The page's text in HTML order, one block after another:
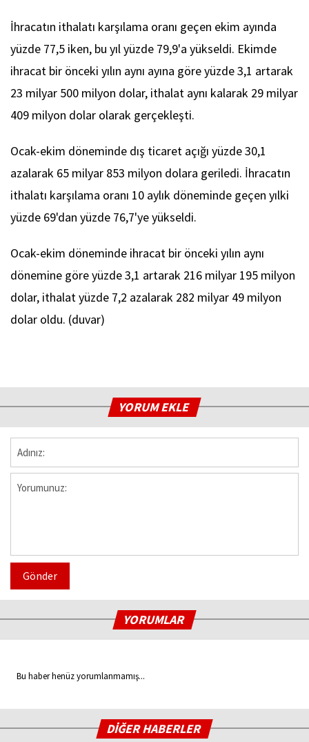
İhracatın ithalatı karşılama oranı geçen ekim ayında
yüzde 77,5 iken, bu yıl yüzde 79,9'a yükseldi. Ekimde
ihracat bir önceki yılın aynı ayına göre yüzde 3,1 artarak
23 milyar 500 milyon dolar, ithalat aynı kalarak 29 milyar
409 milyon dolar olarak gerçekleşti.
Ocak-ekim döneminde dış ticaret açığı yüzde 30,1
azalarak 65 milyar 853 milyon dolara geriledi. İhracatın
ithalatı karşılama oranı 10 aylık döneminde geçen yılki
yüzde 69'dan yüzde 76,7'ye yükseldi.
Ocak-ekim döneminde ihracat bir önceki yılın aynı
dönemine göre yüzde 3,1 artarak 216 milyar 195 milyon
dolar, ithalat yüzde 7,2 azalarak 282 milyar 49 milyon
dolar oldu. (duvar)
YORUM EKLE
Gönder
YORUMLAR
Bu haber henüz yorumlanmamış...
DİĞER HABERLER